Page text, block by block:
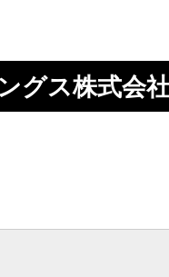
グス株式会